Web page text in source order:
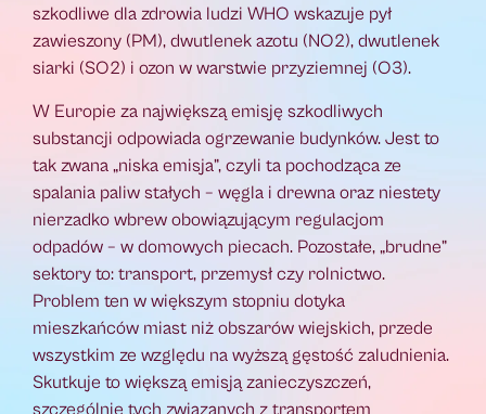
szkodliwe dla zdrowia ludzi WHO wskazuje pył
zawieszony (PM), dwutlenek azotu (NO2), dwutlenek
siarki (SO2) i ozon w warstwie przyziemnej (O3).
W Europie za największą emisję szkodliwych
substancji odpowiada ogrzewanie budynków. Jest to
tak zwana „niska emisja”, czyli ta pochodząca ze
spalania paliw stałych – węgla i drewna oraz niestety
nierzadko wbrew obowiązującym regulacjom
odpadów – w domowych piecach. Pozostałe, „brudne”
sektory to: transport, przemysł czy rolnictwo.
Problem ten w większym stopniu dotyka
mieszkańców miast niż obszarów wiejskich, przede
wszystkim ze względu na wyższą gęstość zaludnienia.
Skutkuje to większą emisją zanieczyszczeń,
szczególnie tych związanych z transportem